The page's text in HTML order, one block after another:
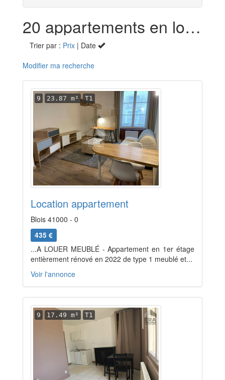
20 appartements en location dans le Loir-et-Cher (41)
Trier par : Prix | Date
Modifier ma recherche
9 23.87 m² T1
Location appartement
Blois 41000 - 0
435 €
...A LOUER MEUBLÉ - Appartement en 1er étage
entièrement rénové en 2022 de type 1 meublé et...
Voir l'annonce
9 17.49 m² T1